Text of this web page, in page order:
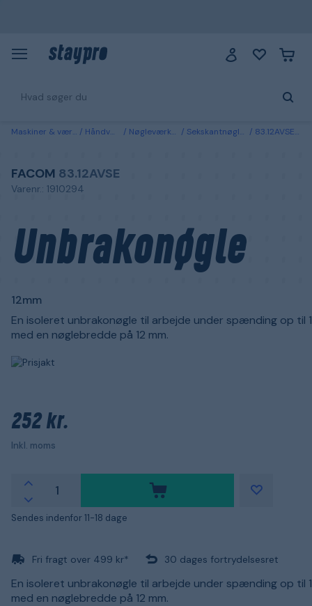
Maskiner & værktøj Håndværktøj Nøgleværktøj & toppe Sekskantnøgler & sekskantmejsler 83.12AVSE Facom Unbrakonøgle 12mm
FACOM 83.12AVSE
Varenr.: 1910294
Unbrakonøgle
12mm
En isoleret unbrakonøgle til arbejde under spænding op til
med en nøglebredde på 12 mm.
252 kr.
Inkl. moms
Sendes indenfor 11-18 dage
Fri fragt over 499 kr* 30 dages fortrydelsesret
En isoleret unbrakonøgle til arbejde under spænding op til
med en nøglebredde på 12 mm.